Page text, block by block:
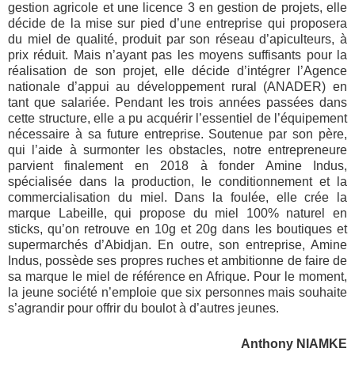
gestion agricole et une licence 3 en gestion de projets, elle
décide de la mise sur pied d’une entreprise qui proposera
du miel de qualité, produit par son réseau d’apiculteurs, à
prix réduit. Mais n’ayant pas les moyens suffisants pour la
réalisation de son projet, elle décide d’intégrer l’Agence
nationale d’appui au développement rural (ANADER) en
tant que salariée. Pendant les trois années passées dans
cette structure, elle a pu acquérir l’essentiel de l’équipement
nécessaire à sa future entreprise. Soutenue par son père,
qui l’aide à surmonter les obstacles, notre entrepreneure
parvient finalement en 2018 à fonder Amine Indus,
spécialisée dans la production, le conditionnement et la
commercialisation du miel. Dans la foulée, elle crée la
marque Labeille, qui propose du miel 100% naturel en
sticks, qu’on retrouve en 10g et 20g dans les boutiques et
supermarchés d’Abidjan. En outre, son entreprise, Amine
Indus, possède ses propres ruches et ambitionne de faire de
sa marque le miel de référence en Afrique. Pour le moment,
la jeune société n’emploie que six personnes mais souhaite
s’agrandir pour offrir du boulot à d’autres jeunes.
Anthony NIAMKE